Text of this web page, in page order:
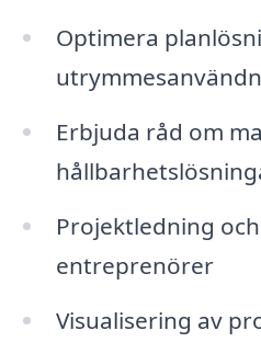
Optimera
Erbjuda råd om
Projektledning
entreprenörer
Visualisering av